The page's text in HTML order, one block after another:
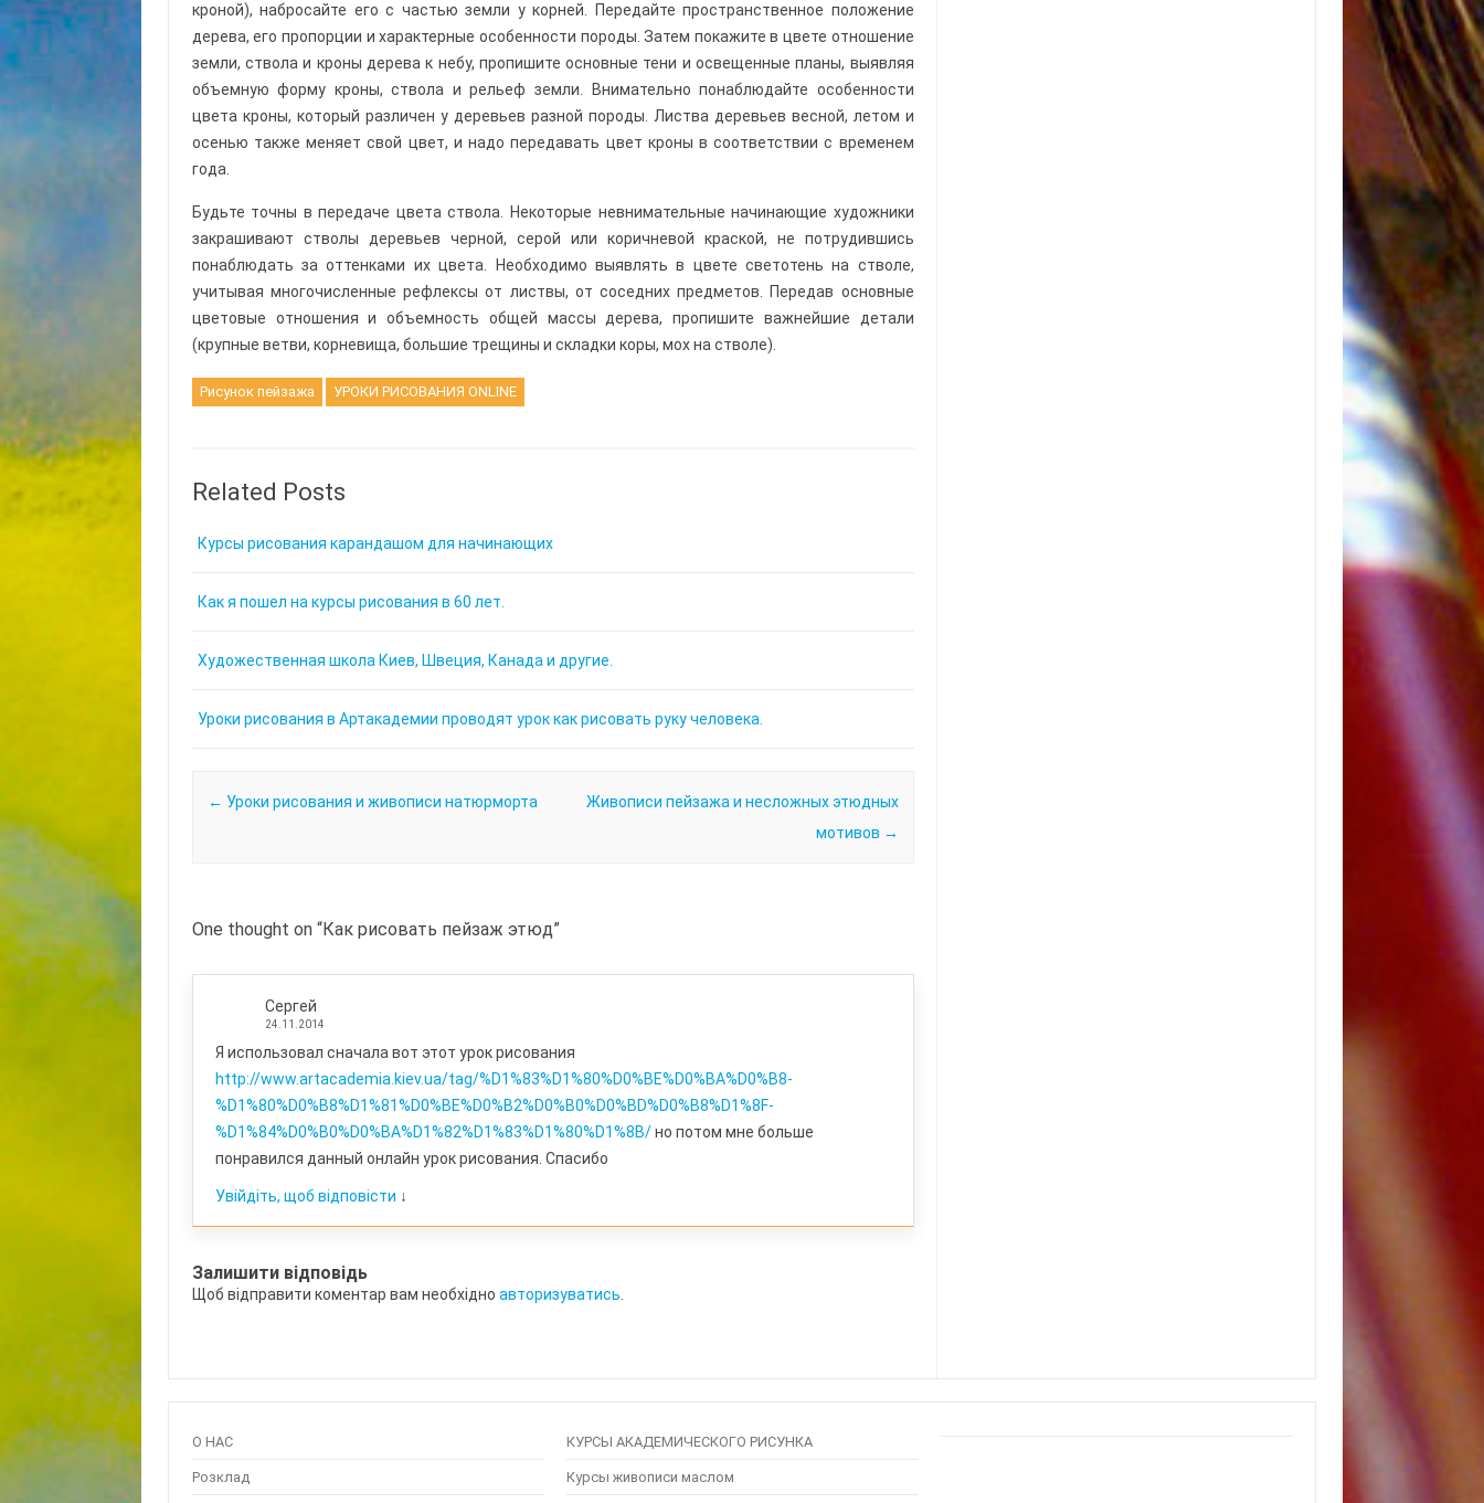
кро­ной), набросайте его с частью земли у корней. Передайте пространственное поло­жение
дерева, его пропорции и характерные особенности породы. Затем покажите в цвете отношение
земли, ствола и кроны дерева к небу, пропишите основные тени и освещенные планы, выявляя
объемную форму кроны, ствола и рельеф земли. Вни­мательно понаблюдайте особенности
цвета кроны, который различен у деревьев разной породы. Листва деревьев весной, летом и
осенью также меняет свой цвет, и надо передавать цвет кроны в соответствии с временем
года.
Будьте точны в передаче цвета ствола. Некоторые невнимательные начинающие художники
закрашивают стволы деревьев черной, серой или коричневой краской, не потрудившись
понаблюдать за оттенками их цвета. Необходимо выявлять в цвете светотень на стволе,
учитывая многочисленные рефлексы от листвы, от соседних предметов. Передав основные
цветовые отношения и объемность общей массы дерева, про­пишите важнейшие детали
(крупные ветви, корневища, большие трещины и складки коры, мох на стволе).
Рисунок пейзажа УРОКИ РИСОВАНИЯ ONLINE
Related Posts
Курсы рисования карандашом для начинающих
Как я пошел на курсы рисования в 60 лет.
Художественная школа Киев, Швеция, Канада и другие.
Уроки рисования в Артакадемии проводят урок как рисовать руку человека.
Post navigation
← Уроки рисования и живописи натюрморта
Живописи пейзажа и несложных этюдных
мотивов →
One thought on “Как рисовать пейзаж этюд”
Сергей
24.11.2014
Я использовал сначала вот этот урок рисования
http://www.artacademia.kiev.ua/tag/%D1%83%D1%80%D0%BE%D0%BA%D0%B8-
%D1%80%D0%B8%D1%81%D0%BE%D0%B2%D0%B0%D0%BD%D0%B8%D1%8F-
%D1%84%D0%B0%D0%BA%D1%82%D1%83%D1%80%D1%8B/но потом мне больше
понравился данный онлайн урок рисования. Спасибо
Увійдіть, щоб відповісти ↓
Залишити відповідь
Щоб відправити коментар вам необхідно авторизуватись
О НАС
Розклад
КУРСЫ АКАДЕМИЧЕСКОГО РИСУНКА
Курсы живописи маслом